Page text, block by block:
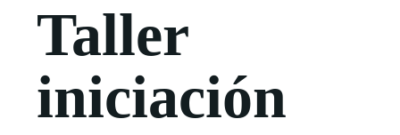
Taller
iniciación